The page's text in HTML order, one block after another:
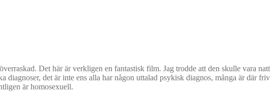
Det här är verkligen en fantastisk film. Jag trodde att den skulle vara
diagnoser, det är inte ens alla har någon uttalad psykisk diagnos, många är där
är homosexuell.